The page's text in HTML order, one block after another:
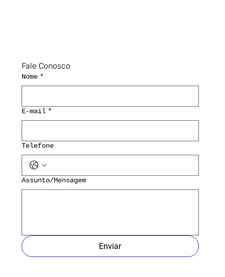
Fale Conosco
Nome *
E-mail *
Telefone
Assunto/Mensagem
Enviar